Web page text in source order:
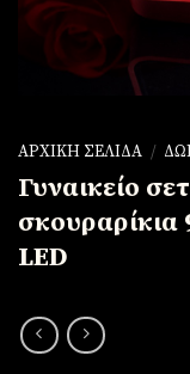
ΑΡΧΙΚΉ ΣΕΛΊΔΑ /
Γυναικείο
LED